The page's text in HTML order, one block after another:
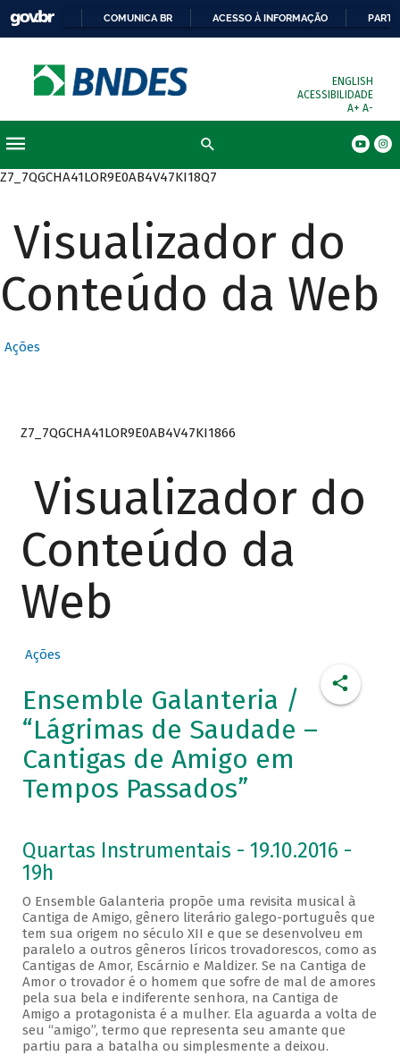
COMUNICA BR ACESSO À INFORMAÇÃO
ENGLISH
ACESSIBILIDADE
A+ A-
Z7_7QGCHA41LOR9E0AB4V47KI18Q7
Visualizador do
Conteúdo da Web
Ações
Z7_7QGCHA41LOR9E0AB4V47KI1866
Visualizador do
Conteúdo da
Web
Ações
Ensemble Galanteria /
“Lágrimas de Saudade –
Cantigas de Amigo em
Tempos Passados”
Quartas Instrumentais - 19.10.2016 -
19h
O Ensemble Galanteria propõe uma revisita musical à
Cantiga de Amigo, gênero literário galego-português que
tem sua origem no século XII e que se desenvolveu em
paralelo a outros gêneros líricos trovadorescos, como as
Cantigas de Amor, Escárnio e Maldizer. Se na Cantiga de
Amor o trovador é o homem que sofre de mal de amores
pela sua bela e indiferente senhora, na Cantiga de
Amigo a protagonista é a mulher. Ela aguarda a volta de
seu “amigo”, termo que representa seu amante que
partiu para a batalha ou simplesmente a deixou.